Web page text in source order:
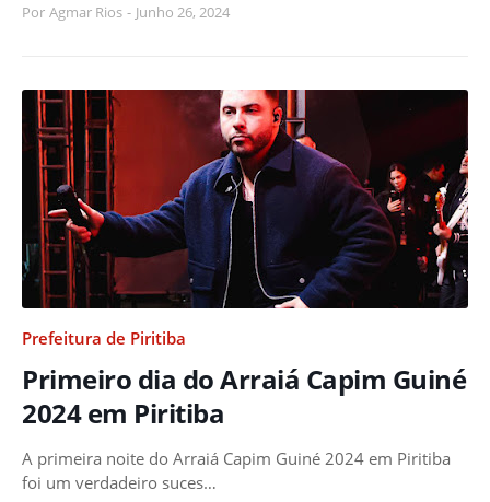
Por Agmar Rios - Junho 26, 2024
Prefeitura de Piritiba
Primeiro dia do Arraiá Capim Guiné
2024 em Piritiba
A primeira noite do Arraiá Capim Guiné 2024 em Piritiba
foi um verdadeiro suces…